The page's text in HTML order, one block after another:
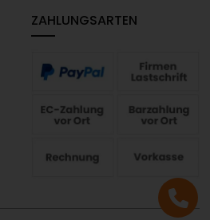
ZAHLUNGSARTEN